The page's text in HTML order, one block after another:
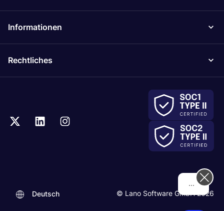
Informationen
Rechtliches
© Lano Software GmbH 2026
Deutsch
Hi! How can we help you today?